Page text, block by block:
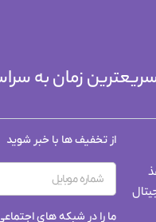
زمان به
از تخفیف ها با خبر شوید
ما را در شبکه های